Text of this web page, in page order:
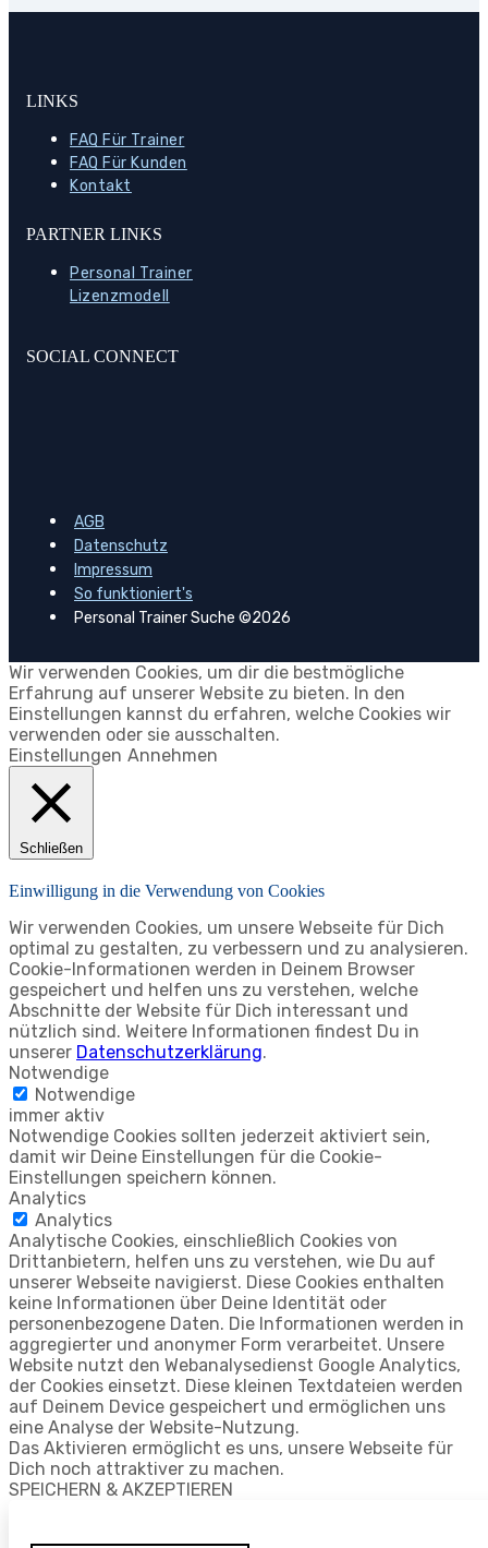
LINKS
FAQ Für Trainer
FAQ Für Kunden
Kontakt
PARTNER LINKS
Personal Trainer
Lizenzmodell
SOCIAL CONNECT
AGB
Datenschutz
Impressum
So funktioniert's
Personal Trainer Suche ©2026
Wir verwenden Cookies, um dir die bestmögliche
Erfahrung auf unserer Website zu bieten. In den
Einstellungen kannst du erfahren, welche Cookies wir
verwenden oder sie ausschalten.
Einstellungen Annehmen
Schließen
Einwilligung in die Verwendung von Cookies
Wir verwenden Cookies, um unsere Webseite für Dich
optimal zu gestalten, zu verbessern und zu analysieren.
Cookie-Informationen werden in Deinem Browser
gespeichert und helfen uns zu verstehen, welche
Abschnitte der Website für Dich interessant und
nützlich sind. Weitere Informationen findest Du in
unserer Datenschutzerklärung.
Notwendige
Notwendige
immer aktiv
Notwendige Cookies sollten jederzeit aktiviert sein,
damit wir Deine Einstellungen für die Cookie-
Einstellungen speichern können.
Analytics
Analytics
Analytische Cookies, einschließlich Cookies von
Drittanbietern, helfen uns zu verstehen, wie Du auf
unserer Webseite navigierst. Diese Cookies enthalten
keine Informationen über Deine Identität oder
personenbezogene Daten. Die Informationen werden in
aggregierter und anonymer Form verarbeitet. Unsere
Website nutzt den Webanalysedienst Google Analytics,
der Cookies einsetzt. Diese kleinen Textdateien werden
auf Deinem Device gespeichert und ermöglichen uns
eine Analyse der Website-Nutzung.
Das Aktivieren ermöglicht es uns, unsere Webseite für
Dich noch attraktiver zu machen.
SPEICHERN & AKZEPTIEREN